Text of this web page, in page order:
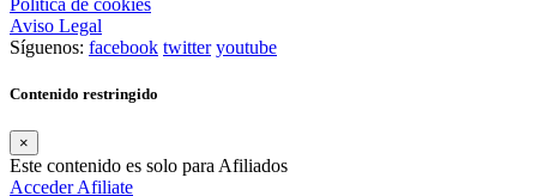
Aviso Legal
Síguenos: facebook twitter youtube
Contenido restringido
×
Este contenido es solo para Afiliados
AccederAfiliate